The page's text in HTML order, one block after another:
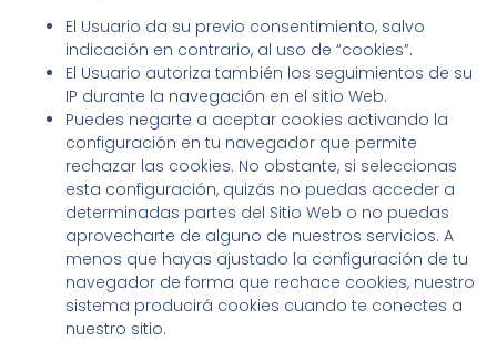
El Usuario da su previo consentimiento, salvo
indicación en contrario, al uso de “cookies”.
El Usuario autoriza también los seguimientos de su
IP durante la navegación en el sitio Web.
Puedes negarte a aceptar cookies activando la
configuración en tu navegador que permite
rechazar las cookies. No obstante, si seleccionas
esta configuración, quizás no puedas acceder a
determinadas partes del Sitio Web o no puedas
aprovecharte de alguno de nuestros servicios. A
menos que hayas ajustado la configuración de tu
navegador de forma que rechace cookies, nuestro
sistema producirá cookies cuando te conectes a
nuestro sitio.